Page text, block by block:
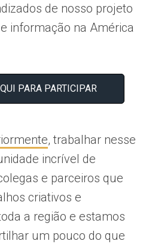
de nosso projeto
informação na América
PARA PARTICIPAR
, trabalhar nesse
incrível de
e parceiros que
criativos e
a região e estamos
um pouco do que